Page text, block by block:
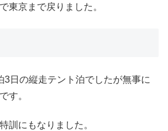
東京まで戻りました。
3日の縦走テント泊でしたが無事に
す。
訓にもなりました。